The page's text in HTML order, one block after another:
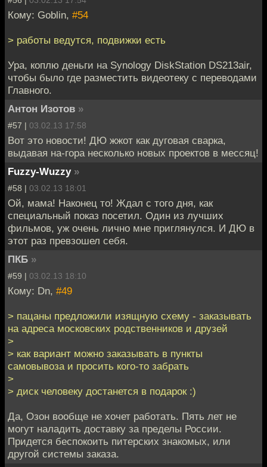
Кому: Goblin, #54
> работы ведутся, подвижки есть
Ура, коплю деньги на Synology DiskStation DS213air,
чтобы было где разместить видеотеку с переводами
Главного.
Антон Изотов »
#57 | 03.02.13 17:58
Вот это новости! ДЮ жжот как дуговая сварка,
выдавая на-гора несколько новых проектов в мессяц!
Fuzzy-Wuzzy »
#58 | 03.02.13 18:01
Ой, мама! Наконец то! Ждал с того дня, как
специальный показ посетил. Один из лучших
фильмов, уж очень лично мне приглянулся. И ДЮ в
этот раз превзошел себя.
ПКБ »
#59 | 03.02.13 18:10
Кому: Dn, #49
> пацаны предложили изящную схему - заказывать
на адреса московских родственников и друзей
>
> как вариант можно заказывать в пункты
самовывоза и просить кого-то забрать
>
> диск человеку достанется в подарок :)
Да, Озон вообще не хочет работать. Пять лет не
могут наладить доставку за пределы России.
Придется беспокоить питерских знакомых, или
другой системы заказа.